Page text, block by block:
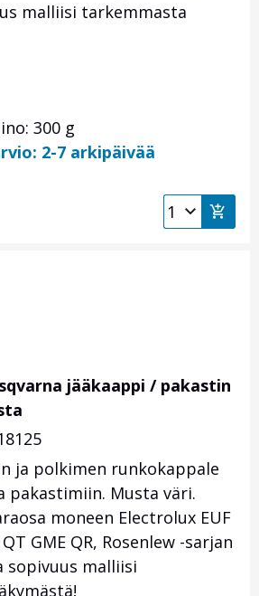
malliisi tarkemmasta
300 g
2-7 arkipäivää
jääkaappi / pakastin
ja polkimen runkokappale
pakastimiin. Musta väri.
moneen Electrolux EUF
GME QR, Rosenlew -sarjan
sopivuus malliisi